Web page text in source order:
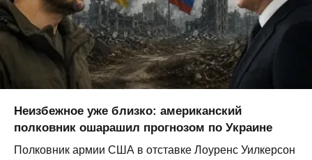
Неизбежное уже близко: американский
полковник ошарашил прогнозом по Украине
Полковник армии США в отставке Лоуренс Уилкерсон